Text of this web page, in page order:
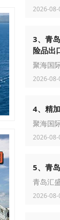
2026-08-
3、青
险品出
聚海国
2026-08-
4、精
聚海国
2026-08-
5、青
青岛汇
2026-08-